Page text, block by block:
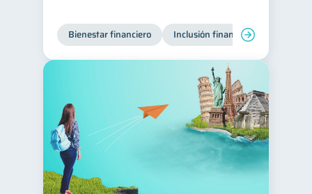
Bienestar financiero Inclusión financiera